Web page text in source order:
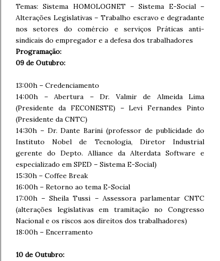
Temas: Sistema HOMOLOGNET – Sistema E-Social –
Alterações Legislativas – Trabalho escravo e degradante
nos setores do comércio e serviços Práticas anti-
sindicais do empregador e a defesa dos trabalhadores
Programação:
09 de Outubro:
13:00h – Credenciamento
14:00h – Abertura – Dr. Valmir de Almeida Lima
(Presidente da FECONESTE) – Levi Fernandes Pinto
(Presidente da CNTC)
14:30h – Dr. Dante Barini (professor de publicidade do
Instituto Nobel de Tecnologia, Diretor Industrial
gerente do Depto. Alliance da Alterdata Software e
especializado em SPED – Sistema E-Social)
15:30h – Coffee Break
16:00h – Retorno ao tema E-Social
17:00h – Sheila Tussi – Assessora parlamentar CNTC
(alterações legislativas em tramitação no Congresso
Nacional e os riscos aos direitos dos trabalhadores)
18:00h – Encerramento
10 de Outubro: